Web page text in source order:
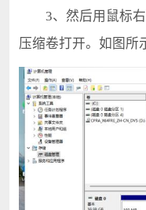
3、然后用鼠标右
压缩卷打开。如图所